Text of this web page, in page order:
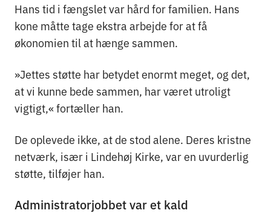
Hans tid i fængslet var hård for familien. Hans
kone måtte tage ekstra arbejde for at få
økonomien til at hænge sammen.
»Jettes støtte har betydet enormt meget, og det,
at vi kunne bede sammen, har været utroligt
vigtigt,« fortæller han.
De oplevede ikke, at de stod alene. Deres kristne
netværk, især i Lindehøj Kirke, var en uvurderlig
støtte, tilføjer han.
Administratorjobbet var et kald